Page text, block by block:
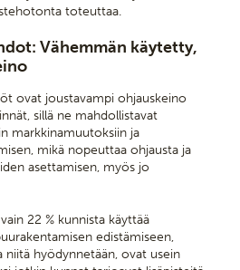
toteuttaa.
Vähemmän käytetty,
ovat joustavampi ohjauskeino
sillä ne mahdollistavat
markkinamuutoksiin ja
mikä nopeuttaa ohjausta ja
asettamisen, myös jo
22 % kunnista käyttää
edistämiseen,
niitä hyödynnetään, ovat usein